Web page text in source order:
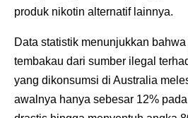
produk nikotin alternatif lainnya.
Data statistik menunjukkan
tembakau dari sumber ilegal
yang dikonsumsi di Australia
awalnya hanya sebesar 12%